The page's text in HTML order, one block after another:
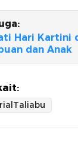
Hari Kartini
dan Anak